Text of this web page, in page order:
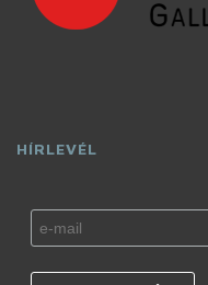
HÍRLEVÉL